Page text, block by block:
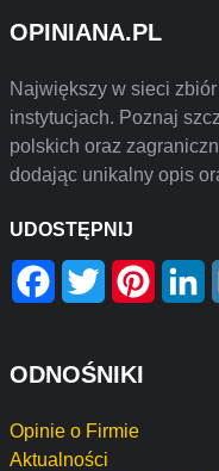
OPINIANA.PL
Największy w sieci
instytucjach. Poznaj
polskich oraz
dodając unikalny opis
UDOSTĘPNIJ
Facebook
Twitter
ODNOŚNIKI
Opinie o Firmie
Aktualności